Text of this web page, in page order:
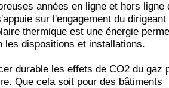
années en ligne et hors ligne
sur l'engagement du dirigeant
thermique est une énergie
les dispositions et installations.
durable les effets de CO2 du gaz
Que cela soit pour des bâtiments